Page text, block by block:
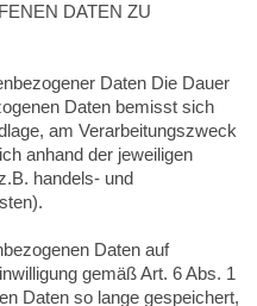
DATEN ZU
Daten Die Dauer
Daten bemisst sich
am Verarbeitungszweck
anhand der jeweiligen
handels- und
Daten auf
gemäß Art. 6 Abs. 1
Daten so lange gespeichert,